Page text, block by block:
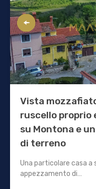
Vista
ruscello proprio
su Montona e
di terreno
Una particolare casa a
appezzamento di…